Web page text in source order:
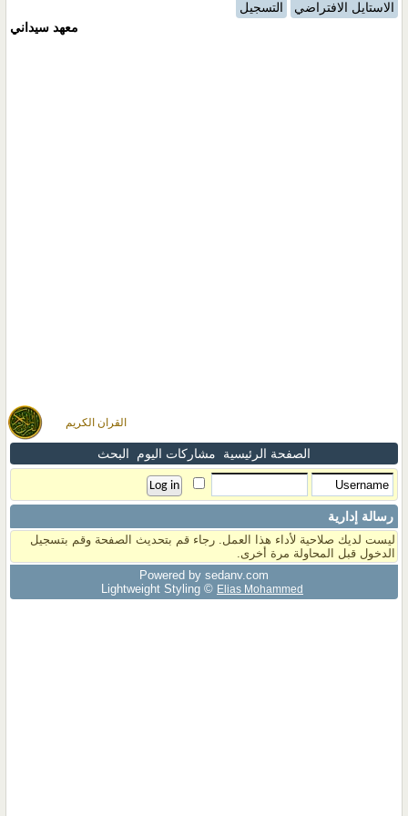
القران الكريم
الاستايل الافتراضي
التسجيل
معهد سيداني
الصفحة الرئيسية مشاركات اليوم البحث
رسالة إدارية
ليست لديك صلاحية لأداء هذا العمل. رجاء قم بتحديث الصفحة وقم بتسجيل
الدخول قبل المحاولة مرة أخرى.
Powered by sedany.com
Lightweight Styling © Elias Mohammed